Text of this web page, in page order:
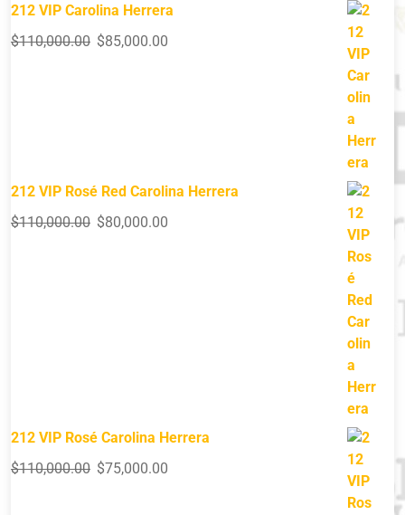
212 VIP Carolina Herrera
$110,000.00 $85,000.00
212 VIP Rosé Red Carolina Herrera
$110,000.00 $80,000.00
212 VIP Rosé Carolina Herrera
$110,000.00 $75,000.00